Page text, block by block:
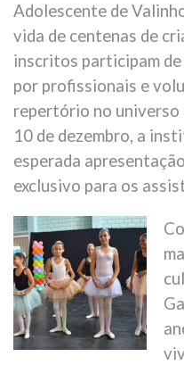
Adolescente de
vida de centenas de
inscritos participam
por profissionais e
repertório no
10 de dezembro, a
esperada
exclusivo para os